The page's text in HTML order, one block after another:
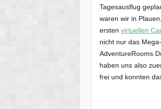
Tagesausflug
waren wir in
erstenvirtuellen
nicht nur das
AdventureRooms
haben uns also
frei und konnten